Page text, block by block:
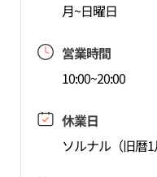
月~日曜日
営業時間
10:00~20:00
休業日
ソルナル（旧暦